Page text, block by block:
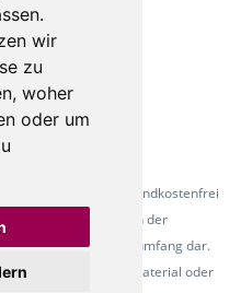
wir
zu
woher
oder um
- Alle Artikel versandkostenfrei
Abbildungen dienen der
zwingend den Lieferumfang dar.
durch das Fotomaterial oder